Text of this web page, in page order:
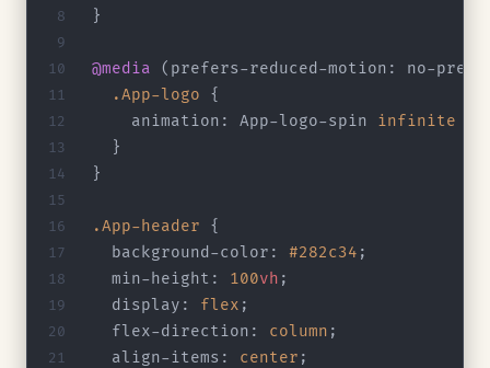
}
@media (prefers-reduced-motion: no-
  .App-logo
{
    animation: App-logo-spin
infinite
  }
}
.App-header {
  background-color:
#282c34 ;
  min-height:
100vh ;
  display:
flex ;
  flex-direction:
column ;
  align-items:
center ;